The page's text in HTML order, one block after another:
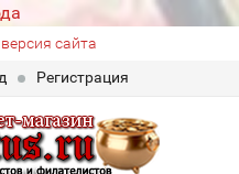
сайта
Регистрация